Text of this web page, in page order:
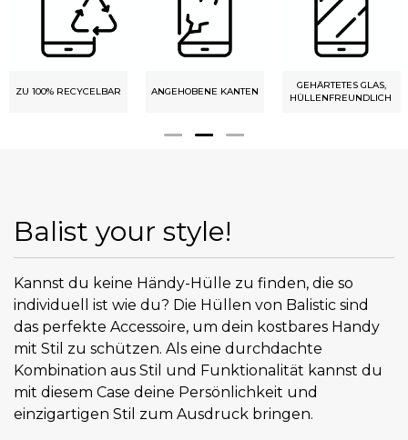
ZU 100% RECYCELBAR ANGEHOBENE KANTEN
GEHÄRTETES GLAS,
HÜLLENFREUNDLICH
Balist your style!
Kannst du keine Händy-Hülle zu finden, die so
individuell ist wie du? Die Hüllen von Balistic sind
das perfekte Accessoire, um dein kostbares Handy
mit Stil zu schützen. Als eine durchdachte
Kombination aus Stil und Funktionalität kannst du
mit diesem Case deine Persönlichkeit und
einzigartigen Stil zum Ausdruck bringen.